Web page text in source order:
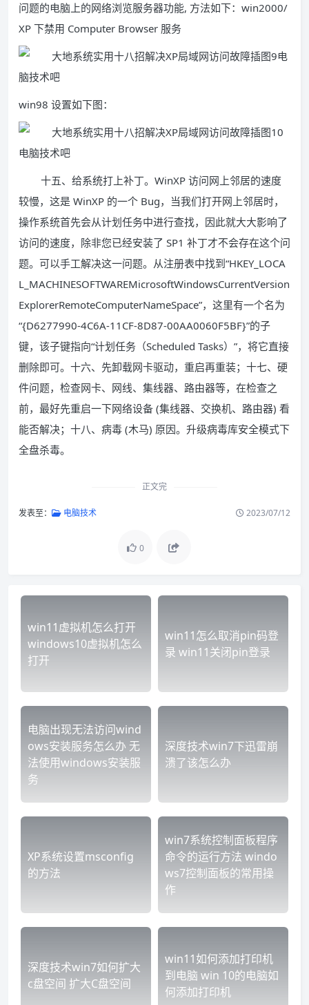
问题的电脑上的网络浏览服务器功能, 方法如下：win2000/
XP 下禁用 Computer Browser 服务
win98 设置如下图：
十五、给系统打上补丁。WinXP 访问网上邻居的速度
较慢，这是 WinXP 的一个 Bug，当我们打开网上邻居时，
操作系统首先会从计划任务中进行查找，因此就大大影响了
访问的速度，除非您已经安装了 SP1 补丁才不会存在这个问
题。可以手工解决这一问题。从注册表中找到“HKEY_LOCA
L_MACHINESOFTWAREMicrosoftWindowsCurrentVersion
ExplorerRemoteComputerNameSpace”，这里有一个名为
“{D6277990-4C6A-11CF-8D87-00AA0060F5BF}”的子
键，该子键指向“计划任务（Scheduled Tasks）”，将它直接
删除即可。十六、先卸载网卡驱动，重启再重装；十七、硬
件问题，检查网卡、网线、集线器、路由器等，在检查之
前，最好先重启一下网络设备 (集线器、交换机、路由器) 看
能否解决；十八、病毒 (木马) 原因。升级病毒库安全模式下
全盘杀毒。
正文完
发表至： 电脑技术 2023/07/12
0
win11虚拟机怎么打开
windows10虚拟机怎么
打开
win11怎么取消pin码登
录 win11关闭pin登录
电脑出现无法访问wind
ows安装服务怎么办 无
法使用windows安装服
务
深度技术win7下迅雷崩
溃了该怎么办
XP系统设置msconfig
的方法
win7系统控制面板程序
命令的运行方法 windo
ws7控制面板的常用操
作
深度技术win7如何扩大
c盘空间 扩大C盘空间
win11如何添加打印机
到电脑 win 10的电脑如
何添加打印机